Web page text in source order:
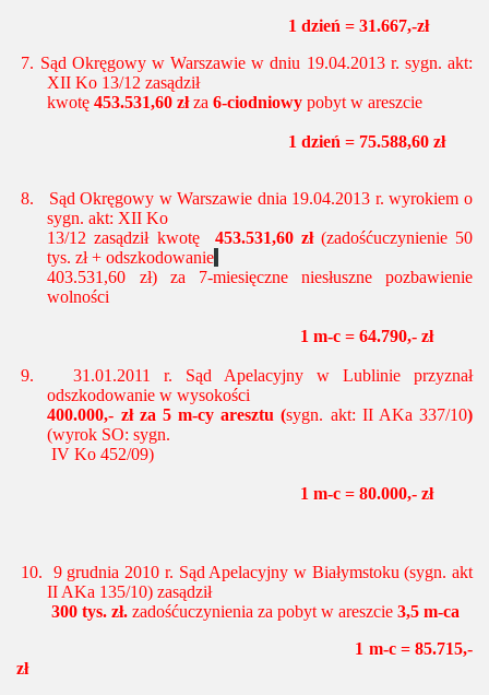
1 dzień = 31.667,-zł
7. Sąd Okręgowy w Warszawie w dniu 19.04.2013 r. sygn. akt:
XII Ko 13/12 zasądził
kwotę453.531,60 złza6-ciodniowy pobyt w areszcie
1 dzień = 75.588,60 zł
8.
Sąd Okręgowy w Warszawie dnia 19.04.2013 r. wyrokiem o
sygn. akt: XII Ko
13/12 zasądził kwotę
453.531,60 zł (zadośćuczynienie 50
tys. zł + odszkodowanie
403.531,60 zł) za 7-miesięczne niesłuszne pozbawienie
wolności
1 m-c = 64.790,- zł
9. 31.01.2011 r. Sąd Apelacyjny w Lublinie
przyznał
odszkodowanie w wysokości
400.000,- zł za 5 m-cy aresztu (sygn. akt: II AKa 337/10)
(wyrok SO: sygn.
IV Ko 452/09)
1 m-c = 80.000,- zł
10.
9 grudnia 2010 r. Sąd Apelacyjny w Białymstoku (sygn. akt
II AKa 135/10) zasądził
300 tys. zł.zadośćuczynienia za pobyt w areszcie 3,5 m-ca
1 m-c = 85.715,-
zł